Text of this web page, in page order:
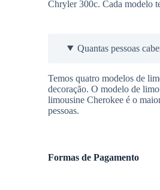
Chryler 300c. Cada modelo
Quantas pessoas
Temos quatro modelos de
decoração. O modelo de
limousine Cherokee é o
pessoas.
Formas de Pagamento